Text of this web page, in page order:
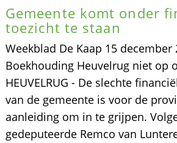
Gemeente komt onder
toezicht te staan
Weekblad De Kaap 15 december
Boekhouding Heuvelrug niet op
HEUVELRUG - De slechte
van de gemeente is voor de
aanleiding om in te grijpen.
gedeputeerde Remco van